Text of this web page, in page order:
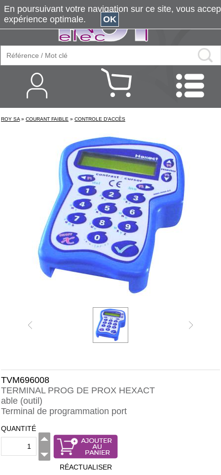
ROY SA » COURANT FAIBLE » CONTROLE D'ACCÈS
TVM696008
TERMINAL PROG DE PROX HEXACT
able (outil)
Terminal de programmation port
QUANTITÉ
RÉACTUALISER
En poursuivant votre navigation sur ce site, vous
expérience optimale.
OK